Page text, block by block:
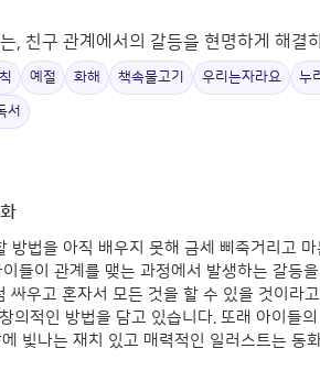
, 친구 관계에서의 갈등을 현명하게 해결
예절 화해 책속물고기 우리는자라요 누
서
방법을 아직 배우지 못해 금세 삐죽거리고
들이 관계를 맺는 과정에서 발생하는 갈등
우고 혼자서 모든 것을 할 수 있을 것이라
의적인 방법을 담고 있습니다. 또래 아이들
빛나는 재치 있고 매력적인 일러스트는 동